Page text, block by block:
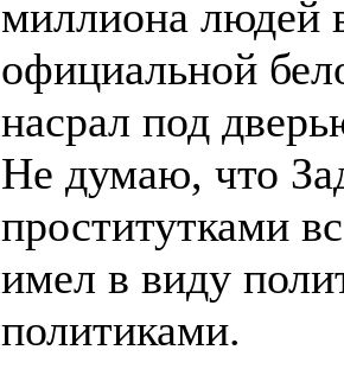
миллиона людей
официальной
насрал под
Не думаю, что
проститутками
имел в виду
политиками.